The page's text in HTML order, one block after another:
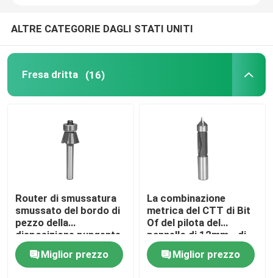
Tagliatore anulare
il foro fornito di punta carburo ha visto
ALTRE CATEGORIE DAGLI STATI UNITI
Fresa dritta (16)
Router di smussatura
smussato del bordo di
pezzo della
disposizione pungente
per impiallacciatura ed
il laminatoMiglior prezzo
La combinazione
metrica del CTT di Bit
Of del pilota del
pannello di 12mm - di
6mm perfora ed il
pezzo del router della
disposizione
Miglior prezzo